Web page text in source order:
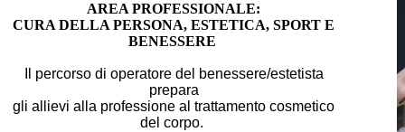
AREA PROFESSIONALE:
CURA DELLA PERSONA, ESTETICA, SPORT E
BENESSERE
Il percorso di operatore del benessere/estetista
prepara
gli allievi alla professione al trattamento cosmetico
del corpo.